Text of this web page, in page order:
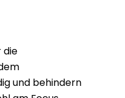
die
und behindern